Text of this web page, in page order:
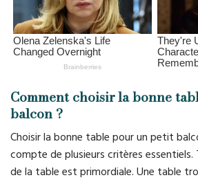
Comment choisir la bonne
balcon ?
Choisir la bonne table pour un petit
compte de plusieurs critères essentiels.
de la table est primordiale. Une table